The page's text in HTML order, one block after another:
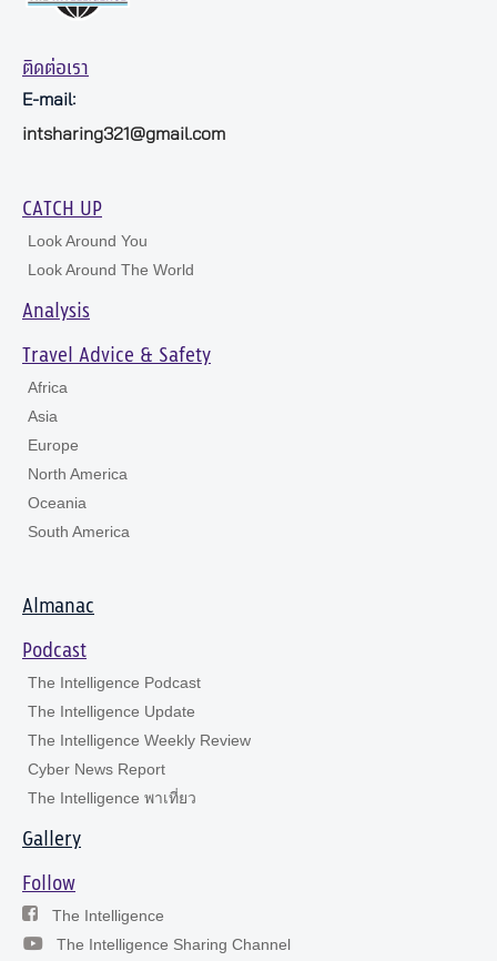
ติดต่อเรา
E-mail:
intsharing321@gmail.com
CATCH UP
Look Around You
Look Around The World
Analysis
Travel Advice & Safety
Africa
Asia
Europe
North America
Oceania
South America
Almanac
Podcast
The Intelligence Podcast
The Intelligence Update
The Intelligence Weekly Review
Cyber News Report
The Intelligence พาเที่ยว
Gallery
Follow
The Intelligence
The Intelligence Sharing Channel